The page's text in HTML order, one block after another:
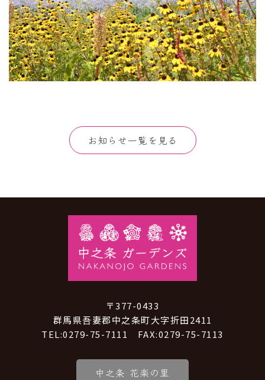
お知らせ一覧を見る
〒377-0433
群馬県吾妻郡中之条町大字折田2411
TEL:0279-75-7111 FAX:0279-75-7113
中之条 花楽の里